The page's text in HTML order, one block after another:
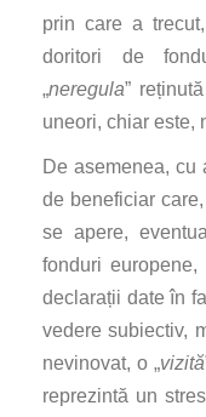
prin care a
doritori de
„neregula”
uneori, chiar este,
De asemenea, cu
de beneficiar
se apere,
fonduri
declarații date în
vedere subiectiv,
nevinovat, o „vizită
reprezintă un